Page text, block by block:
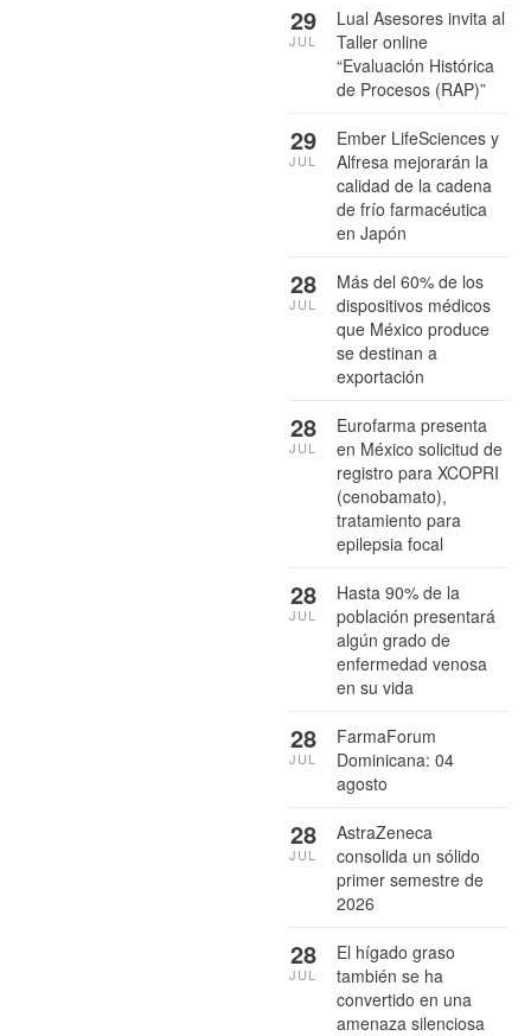
Lual Asesores invita al
Taller online
“Evaluación Histórica
de Procesos (RAP)”
29
JUL
Ember LifeSciences y
Alfresa mejorarán la
calidad de la cadena
de frío farmacéutica
en Japón
29
JUL
Más del 60% de los
dispositivos médicos
que México produce
se destinan a
exportación
28
JUL
Eurofarma presenta
en México solicitud de
registro para XCOPRI
(cenobamato),
tratamiento para
epilepsia focal
28
JUL
Hasta 90% de la
población presentará
algún grado de
enfermedad venosa
en su vida
28
JUL
FarmaForum
Dominicana: 04
agosto
28
JUL
AstraZeneca
consolida un sólido
primer semestre de
2026
28
JUL
El hígado graso
también se ha
convertido en una
amenaza silenciosa
28
JUL